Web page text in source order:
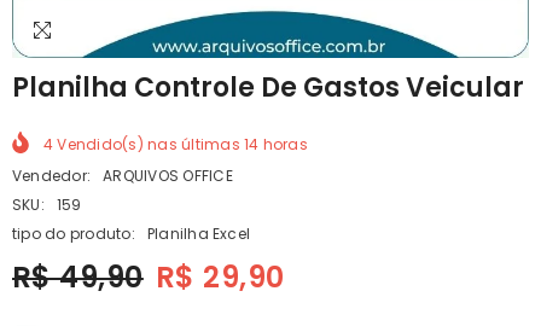
Planilha Controle De Gastos Veicular
4Vendido(s) nas últimas14 horas
Vendedor:
ARQUIVOS OFFICE
SKU:
159
tipo do produto:
Planilha Excel
R$ 49,90 R$ 29,90